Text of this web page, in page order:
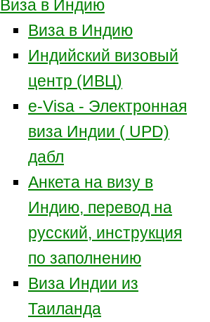
Виза в Индию
Виза в Индию
Индийский визовый
центр (ИВЦ)
e-Visa - Электронная
виза Индии ( UPD)
дабл
Анкета на визу в
Индию, перевод на
русский, инструкция
по заполнению
Виза Индии из
Таиланда